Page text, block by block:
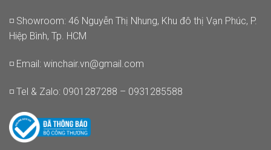
◽ Showroom: 46 Nguyễn Thị Nhung, Khu đô thị Vạn Phúc, P.
Hiệp Bình, Tp. HCM
◽ Email: winchair.vn@gmail.com
◽ Tel & Zalo: 0901287288 – 0931285588